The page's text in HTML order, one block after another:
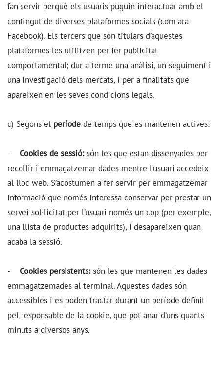
fan servir perquè els usuaris puguin interactuar amb el
contingut de diverses plataformes socials (com ara
Facebook). Els tercers que són titulars d’aquestes
plataformes les utilitzen per fer publicitat
comportamental; dur a terme una anàlisi, un seguiment i
una investigació dels mercats, i per a finalitats que
apareixen en les seves condicions legals.
c) Segons el període de temps que es mantenen actives:
- Cookies de sessió:són les que estan dissenyades per
recollir i emmagatzemar dades mentre l’usuari accedeix
al lloc web. S’acostumen a fer servir per emmagatzemar
informació que només interessa conservar per prestar un
servei sol·licitat per l’usuari només un cop (per exemple,
una llista de productes adquirits), i desapareixen quan
acaba la sessió.
- Cookies persistents:són les que mantenen les dades
emmagatzemades al terminal. Aquestes dades són
accessibles i es poden tractar durant un període definit
pel responsable de la cookie, que pot anar d’uns quants
minuts a diversos anys.